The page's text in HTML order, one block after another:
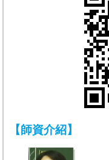
【師資介紹】